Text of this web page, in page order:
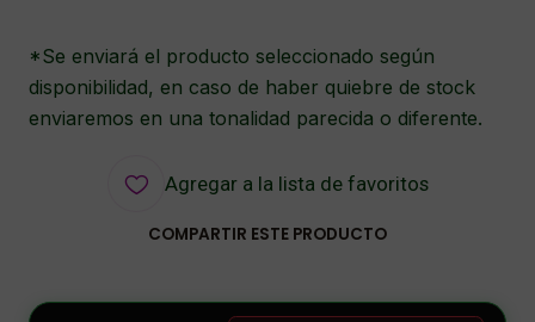
*Se enviará el producto seleccionado según
disponibilidad, en caso de haber quiebre de stock
enviaremos en una tonalidad parecida o diferente.
Agregar a la lista de favoritos
COMPARTIR ESTE PRODUCTO